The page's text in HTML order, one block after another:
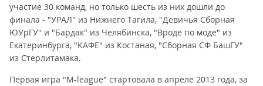
участие 30 команд, но только шесть из них дошли до
финала - "УРАЛ" из Нижнего Тагила, "Девичья Сборная
ЮУрГУ" и "Бардак" из Челябинска, "Вроде по моде" из
Екатеринбурга, "КАФЕ" из Костаная, "Сборная СФ БашГУ"
из Стерлитамака.
Первая игра "M-league" стартовала в апреле 2013 года, за